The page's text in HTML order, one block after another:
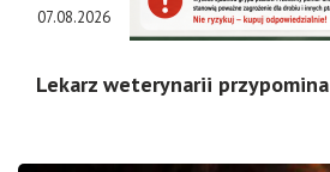
07.08.2026
Lekarz weterynarii przypomina